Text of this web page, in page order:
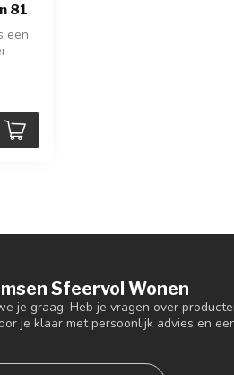
81
een
Sfeervol Wonen
je graag. Heb je vragen over
je klaar met persoonlijk advies en